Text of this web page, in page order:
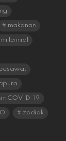
makanan
millennial
COVID-19
zodiak